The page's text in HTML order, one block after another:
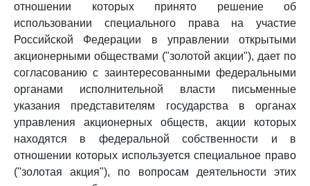
отношении которых принято решение об
использовании специального права на участие
Российской Федерации в управлении открытыми
акционерными обществами ("золотой акции"), дает по
согласованию с заинтересованными федеральными
органами исполнительной власти письменные
указания представителям государства в органах
управления акционерных обществ, акции которых
находятся в федеральной собственности и в
отношении которых используется специальное право
("золотая акция"), по вопросам деятельности этих